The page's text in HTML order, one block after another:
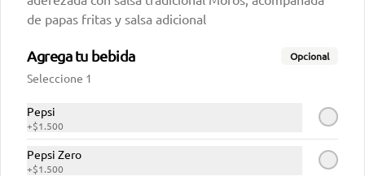
artesanal de 22cm, lechuga, tomate,
$8.190
de papas fritas y salsa adicional
Agrega tu bebida Opcional
Seleccione 1
Pepsi
+$1.500
Pepsi Zero
+$1.500